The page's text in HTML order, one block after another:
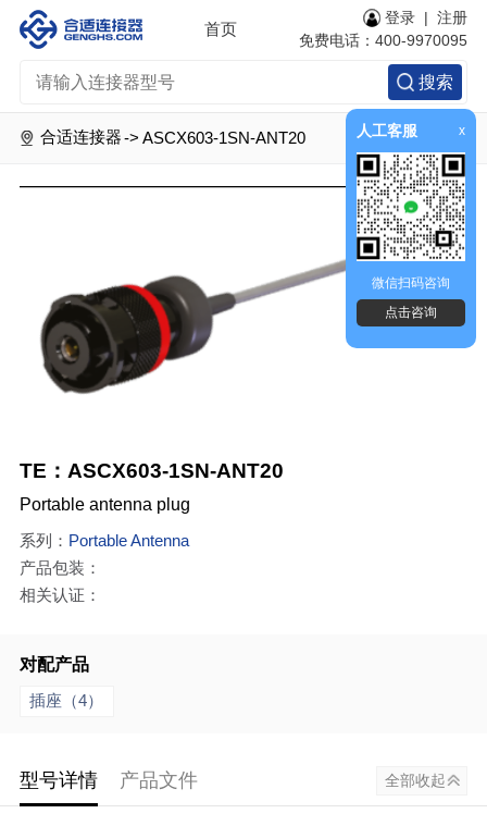
人工客服 x
微信扫码咨询
点击咨询
首页
搜索
登录 |注册
免费电话：400-9970095
合适连接器 -> ASCX603-1SN-ANT20
TE：ASCX603-1SN-ANT20
Portable antenna plug
系列： Portable Antenna
产品包装：
相关认证：
对配产品
插座（4）
型号详情 产品文件 全部收起